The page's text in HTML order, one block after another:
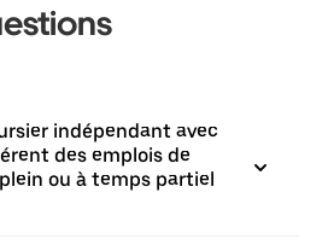
indépendant avec
des emplois de
ou à temps partiel